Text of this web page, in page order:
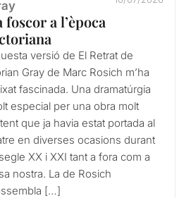
foscor a l’època
versió de El Retrat de
Gray de Marc Rosich m’ha
fascinada. Una dramatúrgia
especial per una obra molt
que ja havia estat portada al
en diverses ocasions durant
XX i XXI tant a fora com a
nostra. La de Rosich
[…]